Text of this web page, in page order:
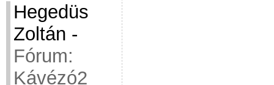
Hegedüs
Zoltán -
Fórum:
Kávézó2